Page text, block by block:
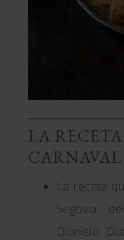
LA
CARNAVAL
La receta
Segovia,
Dionisio